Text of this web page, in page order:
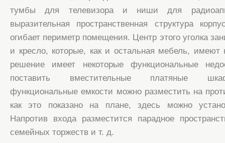
тумбы для телевизора и ниши для
выразительная пространственная структура
огибает периметр помещения. Центр этого уголка
и кресло, которые, как и остальная мебель,
решение имеет некоторые функциональные
поставить вместительные платяные
функциональные емкости можно разместить на
как это показано на плане, здесь можно
Напротив входа разместится парадное
семейных торжеств и т. д.